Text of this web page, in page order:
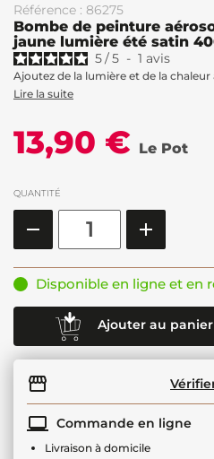
Référence : 86275
Bombe de peinture
jaune lumière été satin
5/5 - 1 avis
Ajoutez de la lumière et de la
Lire la suite
13,90 € Le Pot
QUANTITÉ
Disponible en ligne et en
Ajouter au panier
Commande en ligne
Livraison à domicile